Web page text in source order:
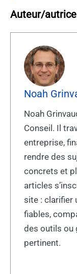
Auteur/autrice
Noah
Noah
Conseil. Il
entreprise,
rendre des
concrets et
articles
site : clarifier
fiables,
des outils ou
pertinent.